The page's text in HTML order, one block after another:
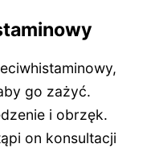
go zażyć.
i obrzęk.
on konsultacji